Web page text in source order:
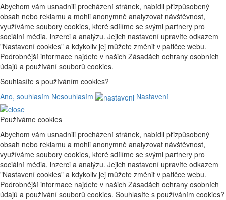
Abychom vám usnadnili procházení stránek, nabídli přizpůsobený
obsah nebo reklamu a mohli anonymně analyzovat návštěvnost,
využíváme soubory cookies, které sdílíme se svými partnery pro
sociální média, inzerci a analýzu. Jejich nastavení upravíte odkazem
"Nastavení cookies" a kdykoliv jej můžete změnit v patičce webu.
Podrobnější informace najdete v našich Zásadách ochrany osobních
údajů a používání souborů cookies.
Souhlasíte s používáním cookies?
Ano, souhlasím Nesouhlasím Nastavení
Používáme cookies
Abychom vám usnadnili procházení stránek, nabídli přizpůsobený
obsah nebo reklamu a mohli anonymně analyzovat návštěvnost,
využíváme soubory cookies, které sdílíme se svými partnery pro
sociální média, inzerci a analýzu. Jejich nastavení upravíte odkazem
"Nastavení cookies" a kdykoliv jej můžete změnit v patičce webu.
Podrobnější informace najdete v našich Zásadách ochrany osobních
údajů a používání souborů cookies. Souhlasíte s používáním cookies?